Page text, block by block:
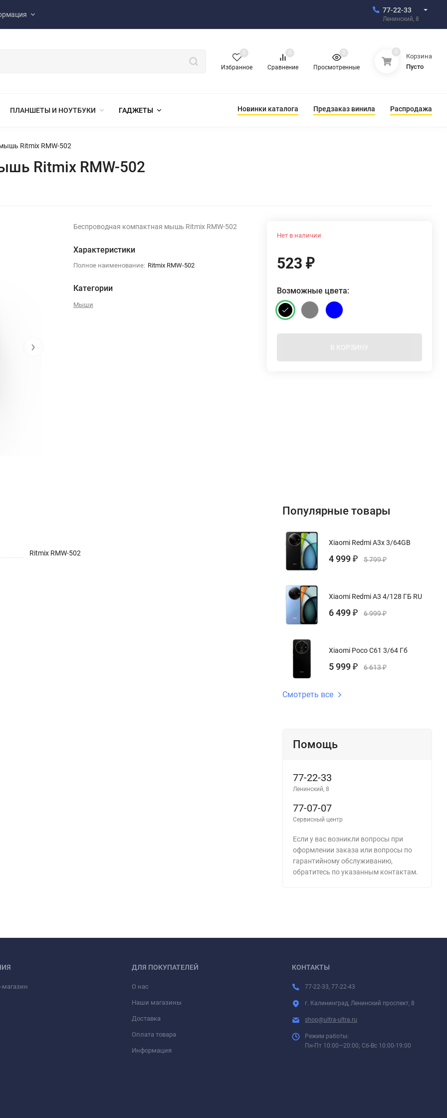
77-22-33
Ленинский, 8
Избранное
0
Сравнение
0
Просмотренные
0 0
Корзина
Пусто
ПЛАНШЕТЫ И НОУТБУКИ ГАДЖЕТЫ Новинки каталога Предзаказ винила Распродажа
Ritmix RMW-502
Ritmix RMW-502
›
Беспроводная компактная мышь Ritmix RMW-502
Характеристики
Полное наименование: Ritmix RMW-502
Категории
Мыши
Нет в наличии
523₽
Возможные цвета:
В КОРЗИНУ
Ritmix RMW-502
Популярные товары
Xiaomi Redmi A3x 3/64GB
4 999 ₽ 5 799₽
Xiaomi Redmi A3 4/128 ГБ RU
6 499 ₽ 6 999₽
Xiaomi Poco C61 3/64 Гб
5 999 ₽ 6 613₽
Смотреть все
Помощь
77-22-33
Ленинский, 8
77-07-07
Сервисный центр
Если у вас возникли вопросы при
оформлении заказа или вопросы по
гарантийному обслуживанию,
обратитесь по указанным контактам.
магазин
ДЛЯ ПОКУПАТЕЛЕЙ
О нас
Наши магазины
Доставка
Оплата товара
Информация
КОНТАКТЫ
77-22-33, 77-22-43
г. Калининград, Ленинский проспект, 8
shop@ultra-ultra.ru
Режим работы:
Пн-Пт 10:00—20:00; Сб-Вс 10:00-19:00